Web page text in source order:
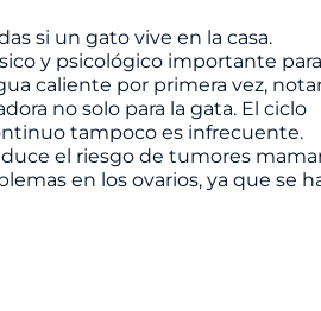
si un gato vive en la casa.
y psicológico importante para
caliente por primera vez,
no solo para la gata. El ciclo
tampoco es infrecuente.
el riesgo de tumores
en los ovarios, ya que se